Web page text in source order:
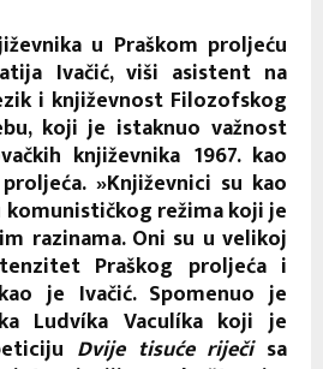
u Praškom proljeću
Ivačić, viši asistent na
i književnost Filozofskog
koji je istaknuo važnost
književnika 1967. kao
»Književnici su kao
režima koji je
razinama. Oni su u velikoj
Praškog proljeća i
je Ivačić. Spomenuo je
Ludvíka Vaculíka koji je
Dvije tisuće riječisa